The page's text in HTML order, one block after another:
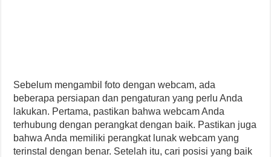
Sebelum mengambil foto dengan webcam, ada
beberapa persiapan dan pengaturan yang perlu Anda
lakukan. Pertama, pastikan bahwa webcam Anda
terhubung dengan perangkat dengan baik. Pastikan juga
bahwa Anda memiliki perangkat lunak webcam yang
terinstal dengan benar. Setelah itu, cari posisi yang baik